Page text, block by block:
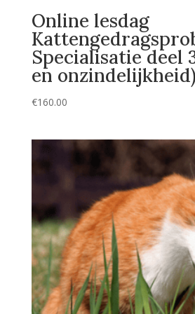
Online lesdag
Specialisatie deel
en onzindelijkheid)
€160.00